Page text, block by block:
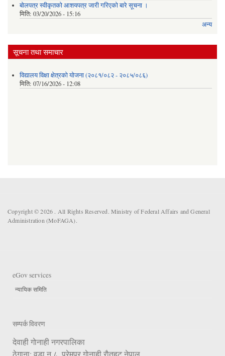
बोलपत्र स्वीकृतको आशयपत्र जारी गरिएको बारे सूचना ।
मिति: 03/20/2026 - 15:16
अन्य
सूचना तथा समाचार
विद्यालय विक्षा क्षेत्रको योजना (२०८१/०८२ - २०८५/०८६)
मिति: 07/16/2026 - 12:08
Copyright © 2026 . All Rights Reserved. Ministry of Federal Affairs and General
Administration (MoFAGA).
eGov services
न्यायिक समिति
सम्पर्क विवरण
देवाही गाेनाही नगरपालिका
ठेगाना: वडा न.८, प्रेमपुर गाेनाही,राैतहट,नेपाल